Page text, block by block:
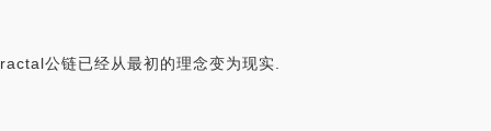
公链已经从最初的理念变为现实.